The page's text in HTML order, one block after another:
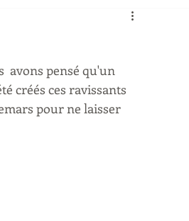
créés ces ravissants
pour ne laisser